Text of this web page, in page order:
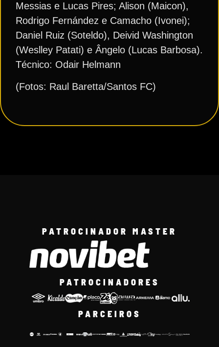
Messias e Lucas Pires; Alison (Maicon),
Rodrigo Fernández e Camacho (Ivonei);
Daniel Ruiz (Soteldo), Deivid Washington
(Weslley Patati) e Ângelo (Lucas Barbosa).
Técnico: Odair Helmann
(Fotos: Raul Baretta/Santos FC)
PATROCINADOR MASTER
PATROCINADORES
PARCEIROS